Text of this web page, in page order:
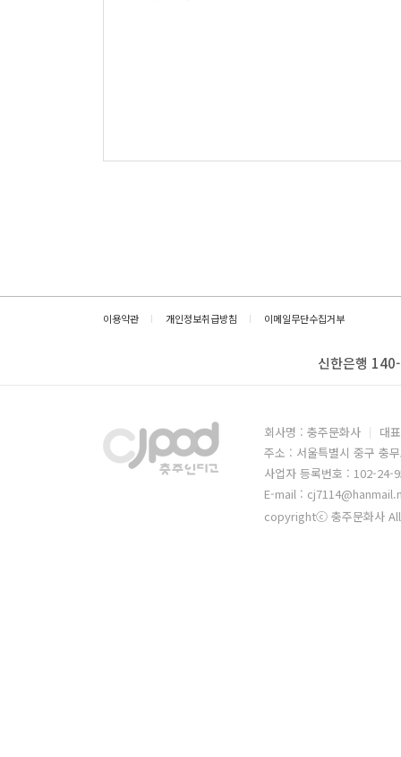
이용약관 개인정보취급방침 이메일무단수집거부
신한은행
회사명 : 충주문화사
대
주소 : 서울특별시 중구 충
사업자 등록번호 : 102-24-
E-mail :
copyrightⓒ 충주문화사